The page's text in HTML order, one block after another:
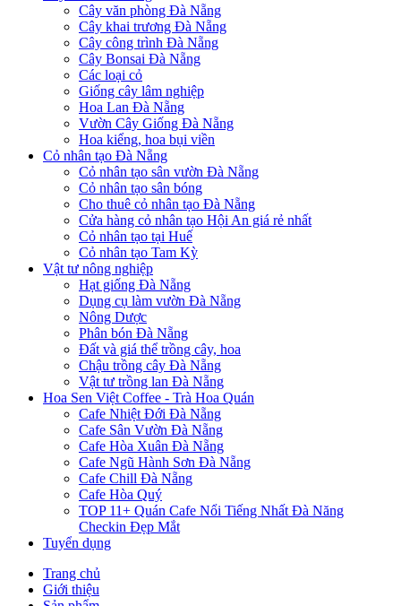
Cây văn phòng Đà Nẵng
Cây khai trương Đà Nẵng
Cây công trình Đà Nẵng
Cây Bonsai Đà Nẵng
Các loại cỏ
Giống cây lâm nghiệp
Hoa Lan Đà Nẵng
Vườn Cây Giống Đà Nẵng
Hoa kiểng, hoa bụi viền
Cỏ nhân tạo Đà Nẵng
Cỏ nhân tạo sân vườn Đà Nẵng
Cỏ nhân tạo sân bóng
Cho thuê cỏ nhân tạo Đà Nẵng
Cửa hàng cỏ nhân tạo Hội An giá rẻ nhất
Cỏ nhân tạo tại Huế
Cỏ nhân tạo Tam Kỳ
Vật tư nông nghiệp
Hạt giống Đà Nẵng
Dụng cụ làm vườn Đà Nẵng
Nông Dược
Phân bón Đà Nẵng
Đất và giá thể trồng cây, hoa
Chậu trồng cây Đà Nẵng
Vật tư trồng lan Đà Nẵng
Hoa Sen Việt Coffee - Trà Hoa Quán
Cafe Nhiệt Đới Đà Nẵng
Cafe Sân Vườn Đà Nẵng
Cafe Hòa Xuân Đà Nẵng
Cafe Ngũ Hành Sơn Đà Nẵng
Cafe Chill Đà Nẵng
Cafe Hòa Quý
TOP 11+ Quán Cafe Nổi Tiếng Nhất Đà Năng
Checkin Đẹp Mắt
Tuyển dụng
Trang chủ
Giới thiệu